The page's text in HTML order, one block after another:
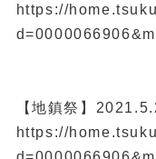
https://
【地鎮祭】
https://